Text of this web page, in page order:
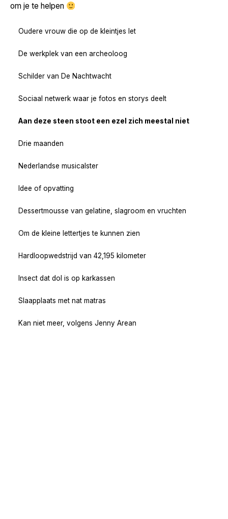
om je te helpen
Oudere vrouw die op de kleintjes let
De werkplek van een archeoloog
Schilder van De Nachtwacht
Sociaal netwerk waar je fotos en storys deelt
Aan deze steen stoot een ezel zich meestal niet
Drie maanden
Nederlandse musicalster
Idee of opvatting
Dessertmousse van gelatine, slagroom en vruchten
Om de kleine lettertjes te kunnen zien
Hardloopwedstrijd van 42,195 kilometer
Insect dat dol is op karkassen
Slaapplaats met nat matras
Kan niet meer, volgens Jenny Arean